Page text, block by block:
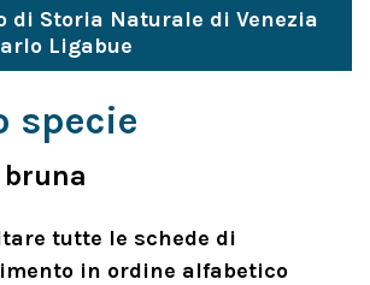
di Storia Naturale di Venezia
Ligabue
specie
bruna
tutte le schede di
in ordine alfabetico